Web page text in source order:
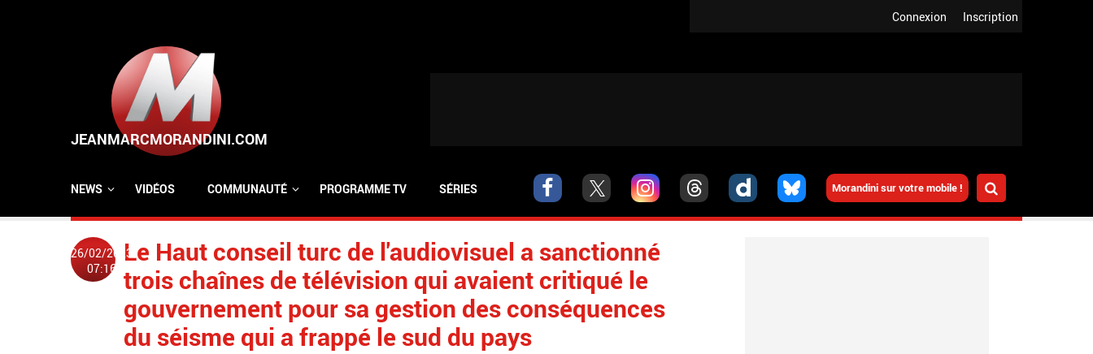
Inscription
Connexion
Morandini sur votre mobile !
NEWS VIDÉOS COMMUNAUTÉ PROGRAMME TV SÉRIES
26/02/2023
07:16
Le Haut conseil turc de l'audiovisuel a sanctionné
trois chaînes de télévision qui avaient critiqué le
gouvernement pour sa gestion des conséquences
du séisme qui a frappé le sud du pays